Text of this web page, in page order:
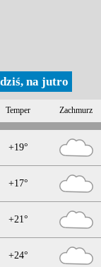
na jutro
Temper Zachmurz
+19°
+17°
+21°
+24°